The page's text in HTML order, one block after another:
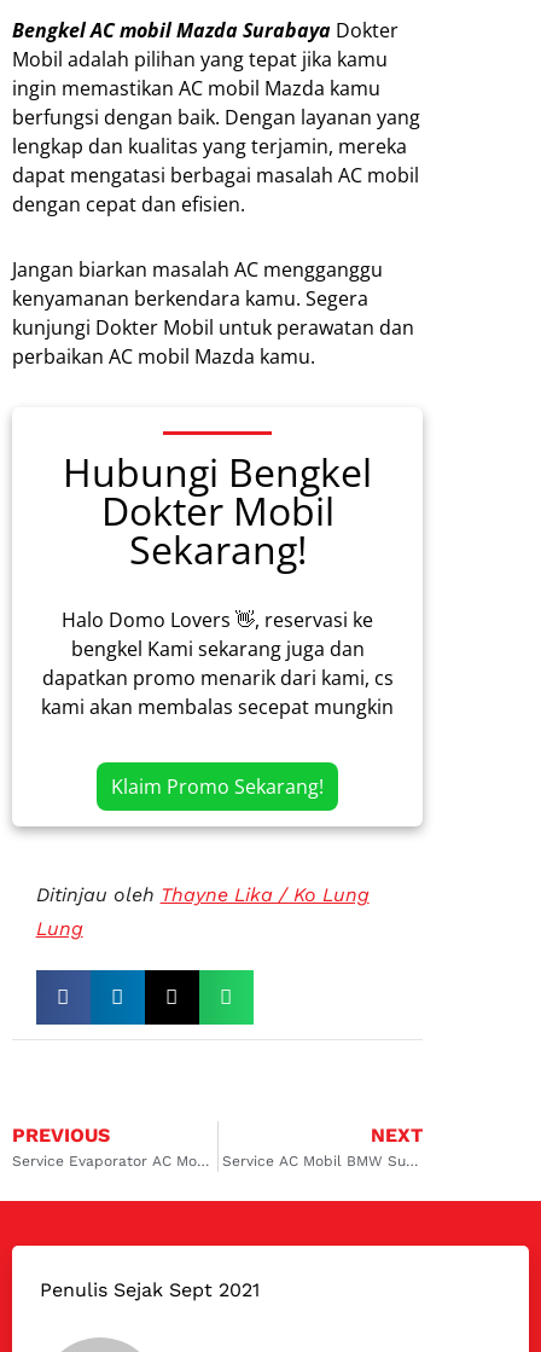
Bengkel AC mobil Mazda Surabaya Dokter
Mobil adalah pilihan yang tepat jika kamu
ingin memastikan AC mobil Mazda kamu
berfungsi dengan baik. Dengan layanan yang
lengkap dan kualitas yang terjamin, mereka
dapat mengatasi berbagai masalah AC mobil
dengan cepat dan efisien.
Jangan biarkan masalah AC mengganggu
kenyamanan berkendara kamu. Segera
kunjungi Dokter Mobil untuk perawatan dan
perbaikan AC mobil Mazda kamu.
Hubungi Bengkel
Dokter Mobil
Sekarang!
Halo Domo Lovers 👋, reservasi ke
bengkel Kami sekarang juga dan
dapatkan promo menarik dari kami, cs
kami akan membalas secepat mungkin
Klaim Promo Sekarang!
Ditinjau oleh Thayne Lika / Ko Lung
Lung
PREVIOUS
Service Evaporator AC Mobil Kelapa Gading dan Cempaka Putih untuk Solusi Evaporator Rusak
NEXT
Service AC Mobil BMW Surabaya, Solusi Terbaik Hanya di Dokter Mobil
Penulis Sejak Sept 2021